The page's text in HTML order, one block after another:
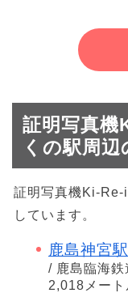
証明写真機
くの駅周
証明写真機Ki-Re-
しています。
鹿島神宮
/ 鹿島臨海鉄
2,018メート